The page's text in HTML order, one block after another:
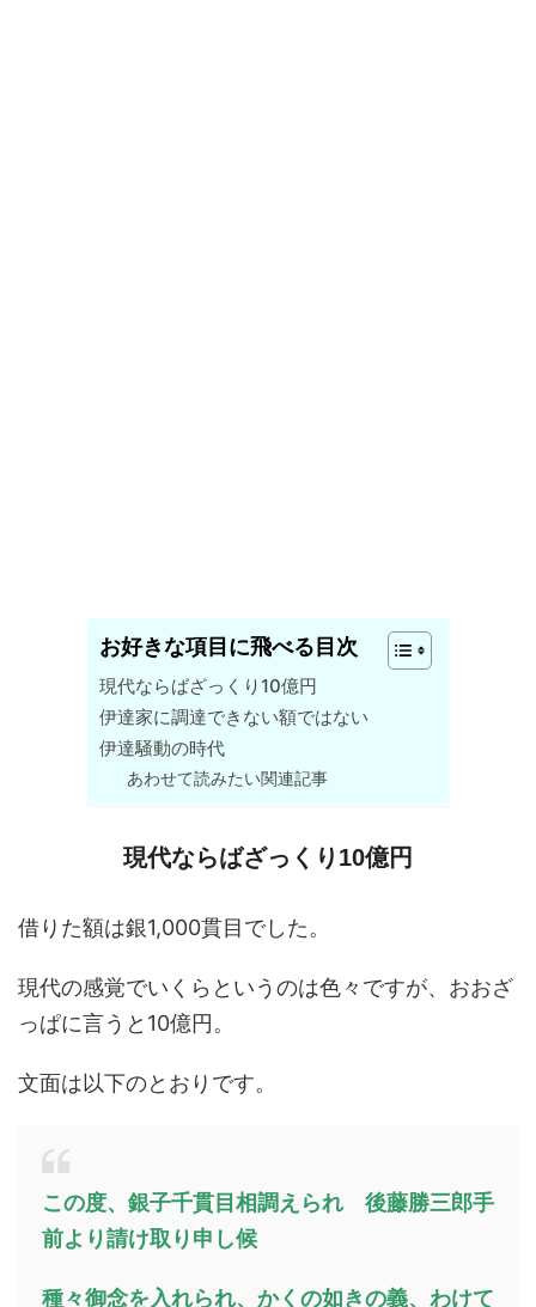
お好きな項目に飛べる目次
現代ならばざっくり10億円
伊達家に調達できない額ではない
伊達騒動の時代
あわせて読みたい関連記事
現代ならばざっくり10億円
借りた額は銀1,000貫目でした。
現代の感覚でいくらというのは色々ですが、おおざ
っぱに言うと10億円。
文面は以下のとおりです。
この度、銀子千貫目相調えられ 後藤勝三郎手
前より請け取り申し候
種々御念を入れられ、かくの如きの義、わけて